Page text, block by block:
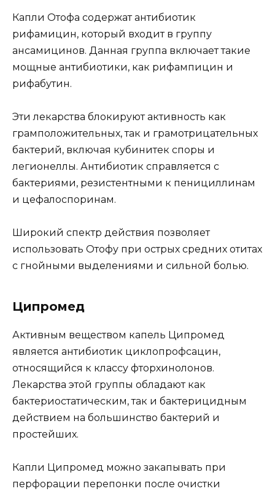
Капли Отофа содержат антибиотик
рифамицин, который входит в группу
ансамицинов. Данная группа включает такие
мощные антибиотики, как рифампицин и
рифабутин.
Эти лекарства блокируют активность как
грамположительных, так и грамотрицательных
бактерий, включая кубинитек споры и
легионеллы. Антибиотик справляется с
бактериями, резистентными к пенициллинам
и цефалоспоринам.
Широкий спектр действия позволяет
использовать Отофу при острых средних отитах
с гнойными выделениями и сильной болью.
Ципромед
Активным веществом капель Ципромед
является антибиотик циклопрофсацин,
относящийся к классу фторхинолонов.
Лекарства этой группы обладают как
бактериостатическим, так и бактерицидным
действием на большинство бактерий и
простейших.
Капли Ципромед можно закапывать при
перфорации перепонки после очистки